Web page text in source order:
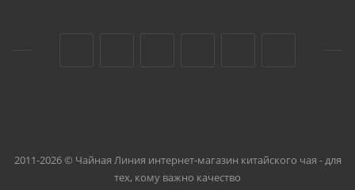
2011-2026 © Чайная Линия интернет-магазин китайского чая - для
тех, кому важно качество